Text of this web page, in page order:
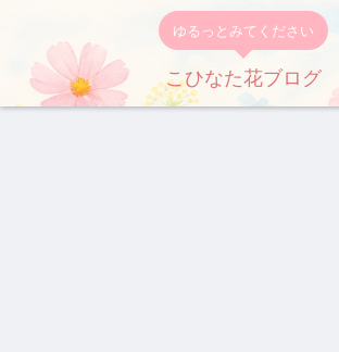
ゆるっとみてください
こひなた花ブログ